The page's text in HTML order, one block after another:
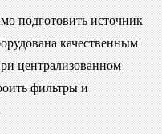
подготовить источник
качественным
централизованном
фильтры и